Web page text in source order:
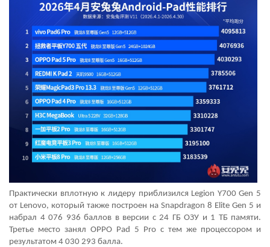
Практически вплотную к лидеру приблизился Legion Y700 Gen 5
от Lenovo, который также построен на Snapdragon 8 Elite Gen 5 и
набрал 4 076 936 баллов в версии с 24 ГБ ОЗУ и 1 ТБ памяти.
Третье место занял OPPO Pad 5 Pro с тем же процессором и
результатом 4 030 293 балла.